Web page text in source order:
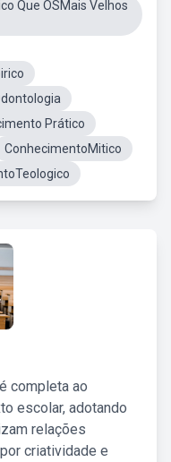
Que OSMais Velhos
Prático
ConhecimentoMitico
completa ao
escolar, adotando
relações
criatividade e